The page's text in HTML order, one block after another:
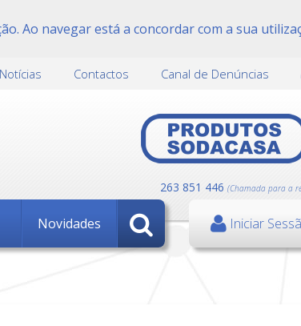
Ao navegar está a concordar com a sua
Notícias Contactos Canal de Denúncias
263 851 446 (Chamada para a
Novidades Iniciar